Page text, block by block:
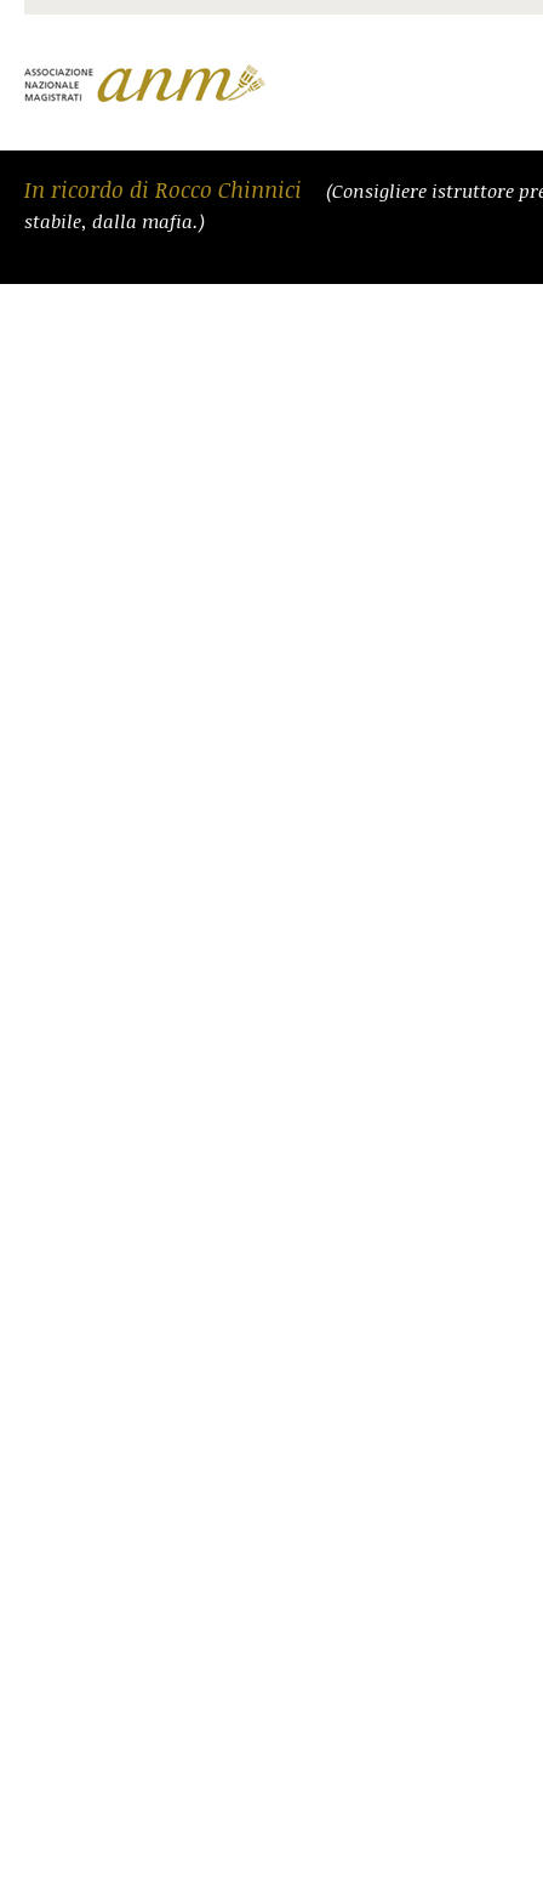
In ricordo di Rocco Chinnici
(Consigliere istruttore
stabile, dalla mafia.)